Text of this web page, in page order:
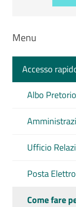
Menu
Accesso
Albo Pretorio
Ufficio
Posta
Come fare